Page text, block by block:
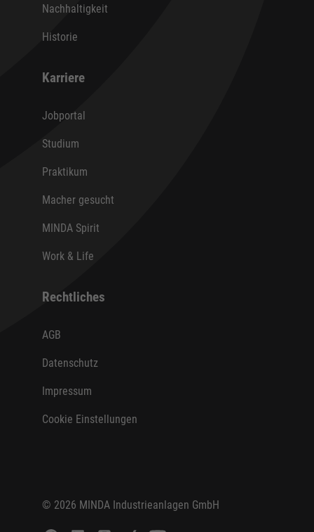
Nachhaltigkeit
Historie
Karriere
Jobportal
Studium
Praktikum
Macher gesucht
MINDA Spirit
Work & Life
Rechtliches
AGB
Datenschutz
Impressum
Cookie Einstellungen
© 2026 MINDA Industrieanlagen GmbH